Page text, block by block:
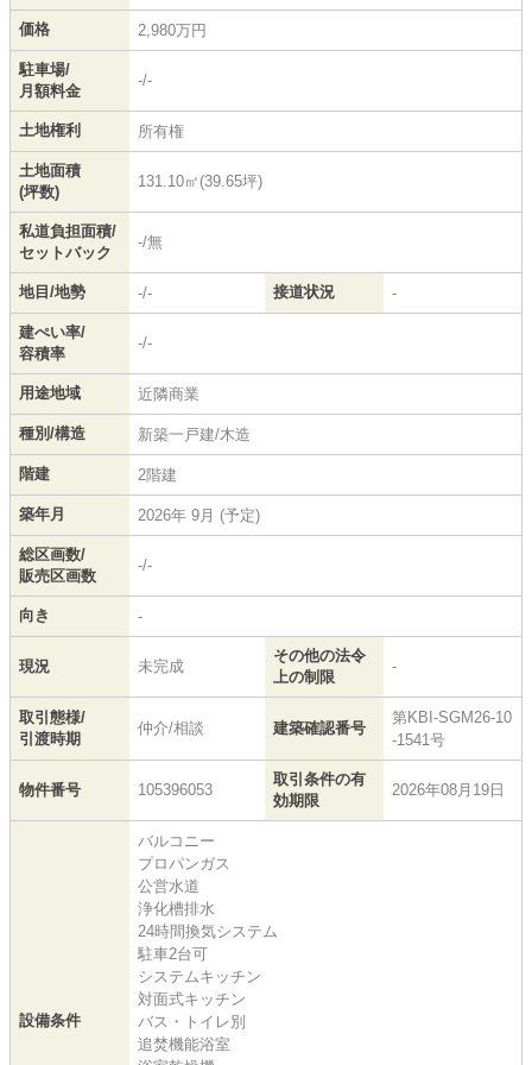
価格 2,980万円
駐車場/
月額料金
-/-
土地権利 所有権
土地面積
(坪数)
131.10㎡(39.65坪)
私道負担面積/
セットバック
-/無
地目/地勢 -/- 接道状況 -
建ぺい率/
容積率
-/-
用途地域 近隣商業
種別/構造 新築一戸建/木造
階建 2階建
築年月 2026年 9月 (予定)
総区画数/
販売区画数
-/-
向き -
現況 未完成
その他の法令
上の制限
-
取引態様/
引渡時期
仲介/相談 建築確認番号
第KBI-SGM26-10
-1541号
物件番号 105396053
取引条件の有
効期限
2026年08月19日
設備条件
バルコニー
プロパンガス
公営水道
浄化槽排水
24時間換気システム
駐車2台可
システムキッチン
対面式キッチン
バス・トイレ別
追焚機能浴室